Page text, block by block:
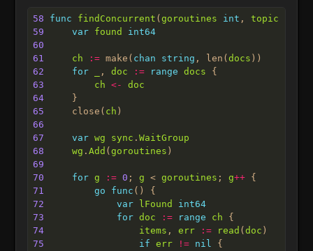
58 func findConcurrent ( goroutines int , topic
59
var found
int64
60
61
ch := make( chan string , len( docs
62
for , doc := range docs
63
ch <-
doc
64
65
     close(
ch
66
67
var wg sync . WaitGroup
68
wg . Add ( goroutines
69
70
for g := 0 ; g < goroutines ; g++
71
go func
72
var lFound
int64
73
for doc := range ch
74
items , err := read ( doc
75
if err != nil